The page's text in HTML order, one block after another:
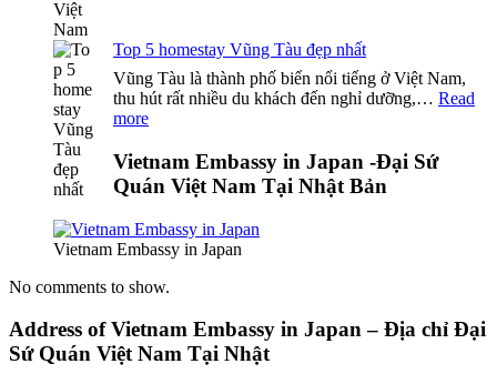
Top 5 homestay Vũng Tàu đẹp nhất
Vũng Tàu là thành phố biển nổi tiếng ở Việt Nam,
thu hút rất nhiều du khách đến nghỉ dưỡng,… Read
more:
5
homestay
Vũng
đẹp
nhất
Vietnam Embassy in Japan -Đại Sứ
Quán Việt Nam Tại Nhật Bản
Vietnam Embassy in Japan
No comments to show.
Address of Vietnam Embassy in Japan – Địa chỉ Đại
Sứ Quán Việt Nam Tại Nhật